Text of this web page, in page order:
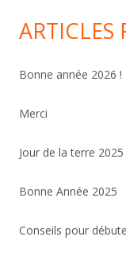
ARTICLES
Bonne année 2026 !
Merci
Jour de la terre 2025
Bonne Année 2025
Conseils pour